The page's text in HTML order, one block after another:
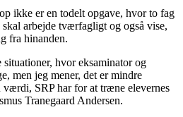
ikke er en todelt opgave, hvor to fag
arbejde tværfagligt og også vise,
fra hinanden.
hvor eksaminator og
men jeg mener, det er mindre
SRP har for at træne elevernes
Tranegaard Andersen.